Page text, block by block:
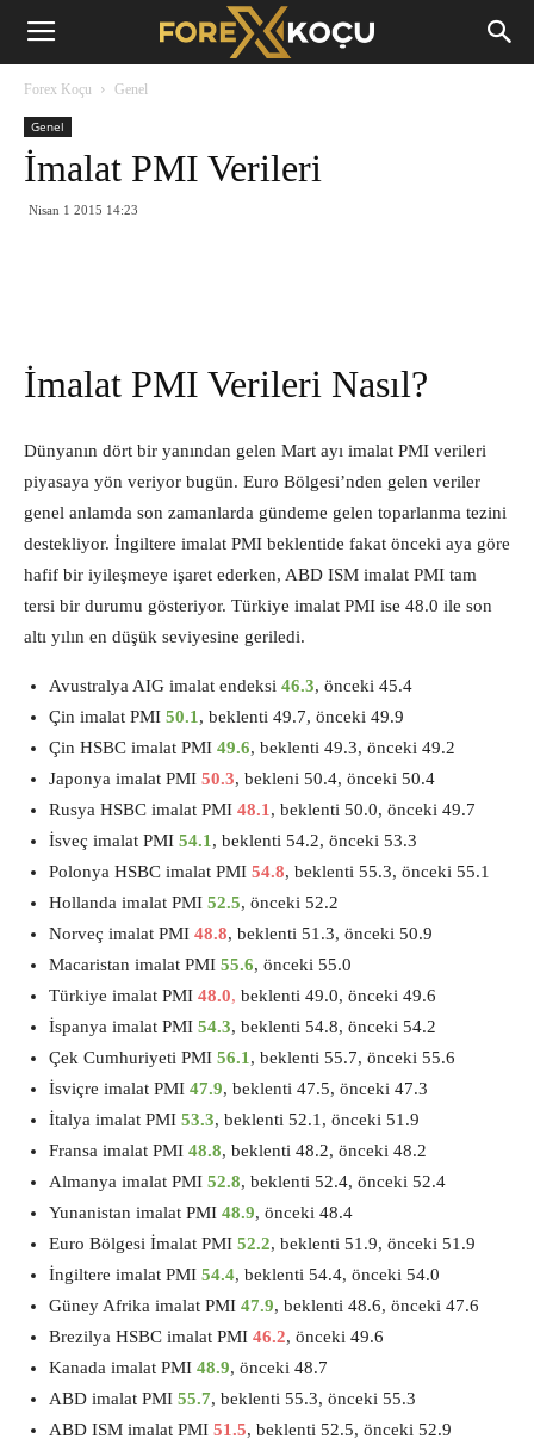
Forex
Forex Koçu Genel
Genel
İmalat PMI Verileri
Nisan 1 2015 14:23
İmalat PMI Verileri Nasıl?
Dünyanın dört bir yanından gelen Mart ayı imalat PMI verileri
piyasaya yön veriyor bugün. Euro Bölgesi’nden gelen veriler
genel anlamda son zamanlarda gündeme gelen toparlanma tezini
destekliyor. İngiltere imalat PMI beklentide fakat önceki aya göre
hafif bir iyileşmeye işaret ederken, ABD ISM imalat PMI tam
tersi bir durumu gösteriyor. Türkiye imalat PMI ise 48.0 ile son
altı yılın en düşük seviyesine geriledi.
Avustralya AIG imalat endeksi 46.3, önceki 45.4
Çin imalat PMI 50.1 , beklenti 49.7, önceki 49.9
Çin HSBC imalat PMI 49.6, beklenti 49.3, önceki 49.2
Japonya imalat PMI 50.3, bekleni 50.4, önceki 50.4
Rusya HSBC imalat PMI 48.1 , beklenti 50.0, önceki 49.7
İsveç imalat PMI 54.1 , beklenti 54.2, önceki 53.3
Polonya HSBC imalat PMI 54.8, beklenti 55.3, önceki 55.1
Hollanda imalat PMI 52.5, önceki 52.2
Norveç imalat PMI 48.8, beklenti 51.3, önceki 50.9
Macaristan imalat PMI 55.6, önceki 55.0
Türkiye imalat PMI 48.0, beklenti 49.0, önceki 49.6
İspanya imalat PMI 54.3, beklenti 54.8, önceki 54.2
Çek Cumhuriyeti PMI 56.1 , beklenti 55.7, önceki 55.6
İsviçre imalat PMI 47.9, beklenti 47.5, önceki 47.3
İtalya imalat PMI 53.3, beklenti 52.1, önceki 51.9
Fransa imalat PMI 48.8, beklenti 48.2, önceki 48.2
Almanya imalat PMI 52.8, beklenti 52.4, önceki 52.4
Yunanistan imalat PMI 48.9, önceki 48.4
Euro Bölgesi İmalat PMI 52.2, beklenti 51.9, önceki 51.9
İngiltere imalat PMI 54.4, beklenti 54.4, önceki 54.0
Güney Afrika imalat PMI 47.9, beklenti 48.6, önceki 47.6
Brezilya HSBC imalat PMI 46.2, önceki 49.6
Kanada imalat PMI 48.9, önceki 48.7
ABD imalat PMI 55.7, beklenti 55.3, önceki 55.3
ABD ISM imalat PMI 51.5, beklenti 52.5, önceki 52.9